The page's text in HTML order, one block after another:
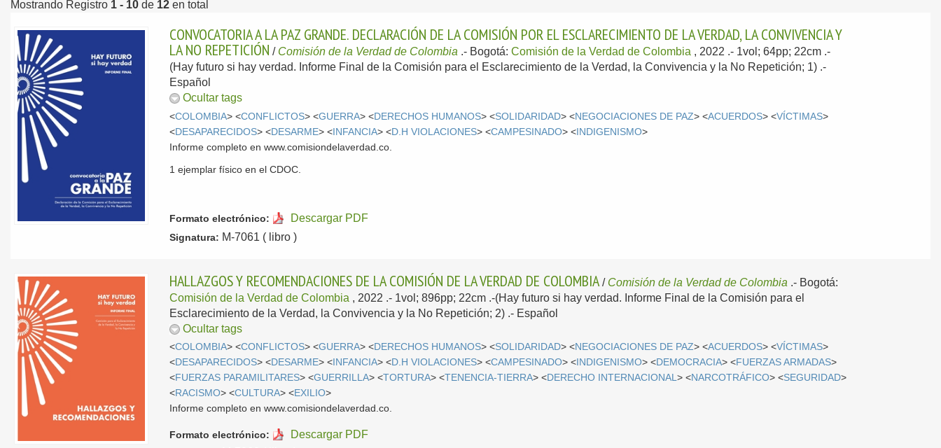
Mostrando Registro 1 - 10 de 12 en total
CONVOCATORIA A LA PAZ GRANDE. DECLARACIÓN DE LA COMISIÓN POR EL ESCLARECIMIENTO DE LA VERDAD, LA CONVIVENCIA Y
LA NO REPETICIÓN / Comisión de la Verdad de Colombia .- Bogotá:Comisión de la Verdad de Colombia , 2022 .- 1vol; 64pp; 22cm .-
(Hay futuro si hay verdad. Informe Final de la Comisión para el Esclarecimiento de la Verdad, la Convivencia y la No Repetición; 1) .-
Español
Ocultar tags
<COLOMBIA> <CONFLICTOS> <GUERRA> <DERECHOS HUMANOS> <SOLIDARIDAD> <NEGOCIACIONES DE PAZ> <ACUERDOS> <VÍCTIMAS>
<DESAPARECIDOS> <DESARME> <INFANCIA> <D.H VIOLACIONES> <CAMPESINADO> <INDIGENISMO>
Informe completo en www.comisiondelaverdad.co.
1 ejemplar físico en el CDOC.
Formato electrónico: Descargar PDF
Signatura: M-7061 ( libro )
HALLAZGOS Y RECOMENDACIONES DE LA COMISIÓN DE LA VERDAD DE COLOMBIA / Comisión de la Verdad de Colombia .- Bogotá:
Comisión de la Verdad de Colombia , 2022 .- 1vol; 896pp; 22cm .-(Hay futuro si hay verdad. Informe Final de la Comisión para el
Esclarecimiento de la Verdad, la Convivencia y la No Repetición; 2) .- Español
Ocultar tags
<COLOMBIA> <CONFLICTOS> <GUERRA> <DERECHOS HUMANOS> <SOLIDARIDAD> <NEGOCIACIONES DE PAZ> <ACUERDOS> <VÍCTIMAS>
<DESAPARECIDOS> <DESARME> < INFANCIA> <D.H VIOLACIONES> <CAMPESINADO> < INDIGENISMO> <DEMOCRACIA> <FUERZAS ARMADAS>
<FUERZAS PARAMILITARES> <GUERRILLA> <TORTURA> <TENENCIA-TIERRA> <DERECHO INTERNACIONAL> <NARCOTRÁFICO> <SEGURIDAD>
<RACISMO> <CULTURA> <EXILIO>
Informe completo en www.comisiondelaverdad.co.
Formato electrónico: Descargar PDF